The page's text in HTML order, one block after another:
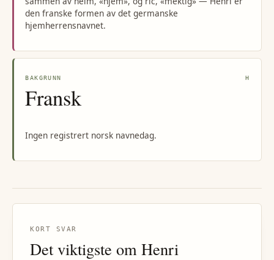
den franske formen av det germanske
hjemherrensnavnet.
BAKGRUNN H
Fransk
Ingen registrert norsk navnedag.
KORT SVAR
Det viktigste om Henri